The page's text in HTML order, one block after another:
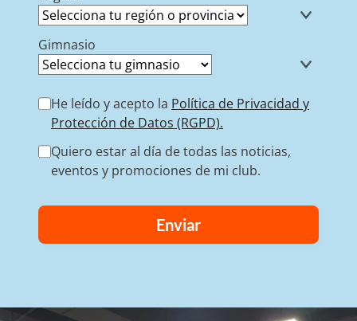
Gimnasio
He leído y acepto la Política de Privacidad y
Protección de Datos (RGPD).
Quiero estar al día de todas las noticias,
eventos y promociones de mi club.